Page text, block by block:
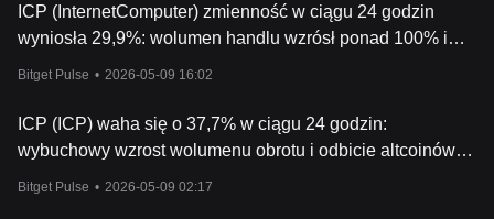
Unikalna infrastruktura Internet Computer umożliwia płynne i
łatwe działanie oraz aktualizację sieci. W przypadku Internet
bez zatrzymywania całej sieci lub jej części, a także ożywienie
Czym jest token ICP?
ICP, natywny i użytk
rolę w zarządzaniu siecią i jest wykorzystywany do ułatwiania
ICP (InternetComputer) zmienność w ciągu 24 godzin
wyniosła 29,9%: wolumen handlu wzrósł ponad 100% i
Bitget Pulse • 2026-05-09 16:02
ICP (ICP) waha się o 37,7% w ciągu 24 godzin:
wybuchowy wzrost wolumenu obrotu i odbicie altcoinów
Bitget Pulse • 2026-05-09 02:17